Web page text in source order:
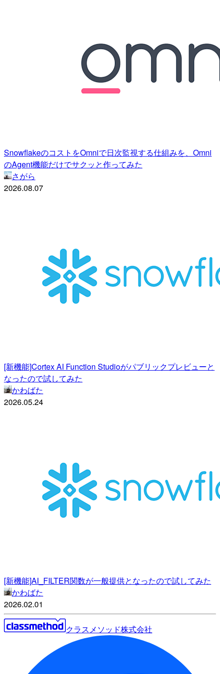
SnowflakeのコストをOmniで日次監視する仕組みを、Omni
のAgent機能だけでサクッと作ってみた
さがら
2026.08.07
[新機能]Cortex AI Function Studioがパブリックプレビューと
なったので試してみた
かわばた
2026.05.24
[新機能]AI_FILTER関数が一般提供となったので試してみた
かわばた
2026.02.01
クラスメソッド株式会社